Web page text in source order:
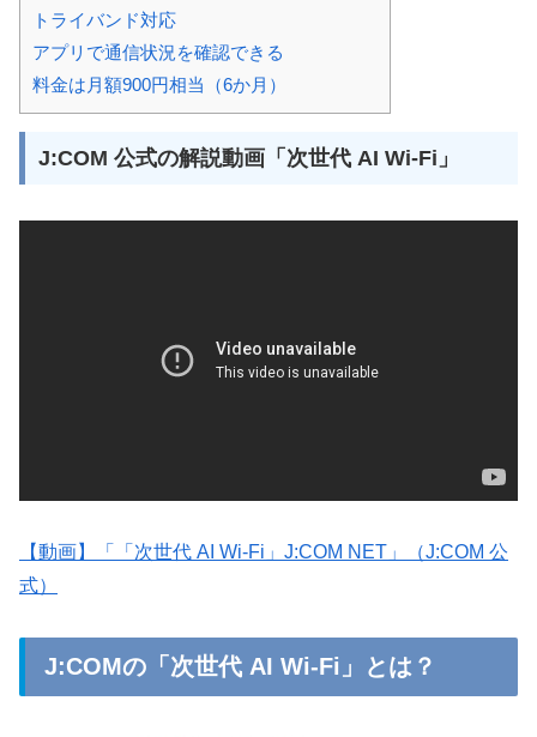
トライバンド対応
アプリで通信状況を確認できる
料金は月額900円相当（6か月）
J:COM 公式の解説動画「次世代 AI Wi-Fi」
【動画】「「次世代 AI Wi-Fi」J:COM NET」（J:COM 公
式）
J:COMの「次世代 AI Wi-Fi」とは？